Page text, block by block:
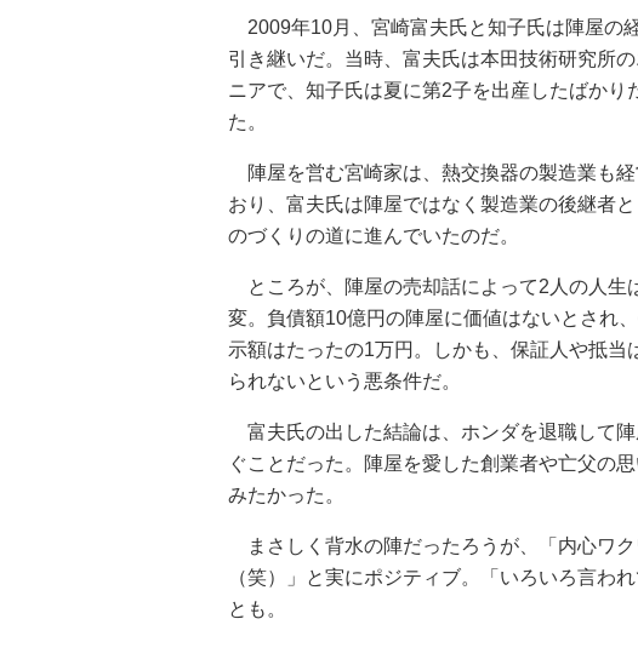
2009年10月、宮崎富夫氏と知子氏は陣屋の
引き継いだ。当時、富夫氏は本田技術研究所
ニアで、知子氏は夏に第2子を出産したばかり
た。
陣屋を営む宮崎家は、熱交換器の製造業も経
おり、富夫氏は陣屋ではなく製造業の後継者と
のづくりの道に進んでいたのだ。
ところが、陣屋の売却話によって2人の人生
変。負債額10億円の陣屋に価値はないとされ
示額はたったの1万円。しかも、保証人や抵当
られないという悪条件だ。
富夫氏の出した結論は、ホンダを退職して陣
ぐことだった。陣屋を愛した創業者や亡父の思
みたかった。
まさしく背水の陣だったろうが、「内心ワ
（笑）」と実にポジティブ。「いろいろ言わ
とも。